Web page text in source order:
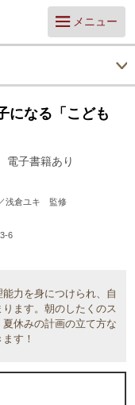
メニュー
になる「こども
電子書籍あり
浅倉ユキ 監修
6
力を身につけられ、自
ます。朝のしたくのス
休みの計画の立て方な
す！